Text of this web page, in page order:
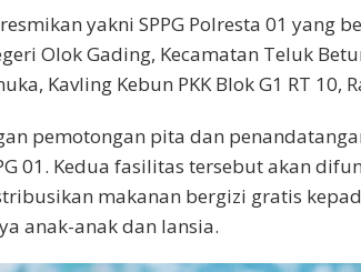
yakni SPPG Polresta 01 yang
Olok Gading, Kecamatan Teluk
Kavling Kebun PKK Blok G1 RT 10,
pemotongan pita dan
01. Kedua fasilitas tersebut akan
makanan bergizi gratis
anak-anak dan lansia.